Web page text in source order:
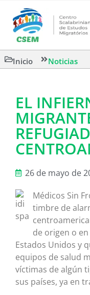
Inicio Noticias
EL
26 de mayo de
Médicos Sin
timbre de
de origen o
Estados Unidos y
equipos de salud
víctimas de algún
sus países, ya en